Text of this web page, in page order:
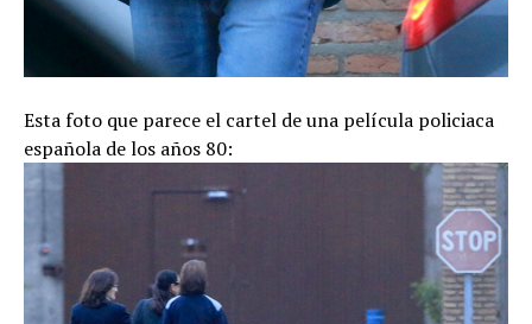
Esta foto que parece el cartel de una película policiaca
española de los años 80: